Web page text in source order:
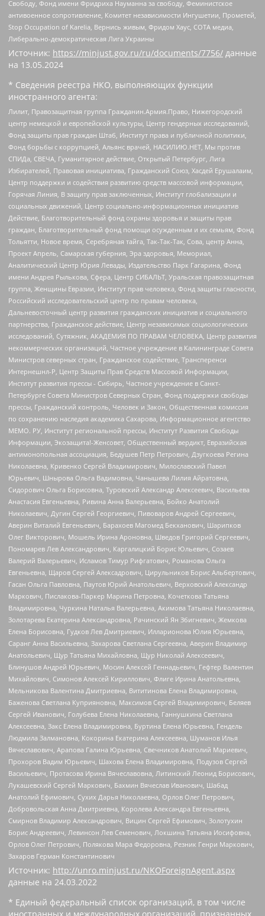
Свободу, Фонд имени Фридриха Науманна за свободу, Феминистское
антивоенное сопротивление, Комитет независимости Ингушетии, Прометей,
Stop Occupation of Karelia, Вернись живым, Фридом Хаус, СОТА медиа,
Либерально-демократическая Лига Украины
Источник: https://minjust.gov.ru/ru/documents/7756/ данные
на 13.05.2024
* Сведения реестра НКО, выполняющих функции
иностранного агента:
Лилит, Правозащитная группа Гражданин.Армия.Право, Нижегородский
центр немецкой и европейской культуры, Центр гендерных исследований,
Фонд защиты прав граждан Штаб, Институт права и публичной политики,
Фонд борьбы с коррупцией, Альянс врачей, НАСИЛИЮ.НЕТ, Мы против
СПИДа, СВЕЧА, Гуманитарное действие, Открытый Петербург, Лига
Избирателей, Правовая инициатива, Гражданский Союз, Хасдей Ерушалаим,
Центр поддержки и содействия развитию средств массовой информации,
Горячая Линия, В защиту прав заключенных, Институт глобализации и
социальных движений, Центр социально-информационных инициатив
Действие, Благотворительный фонд охраны здоровья и защиты прав
граждан, Благотворительный фонд помощи осужденным и их семьям, Фонд
Тольятти, Новое время, Серебряная тайга, Так-Так-Так, Сова, центр Анна,
Проект Апрель, Самарская губерния, Эра здоровья, Мемориал,
Аналитический Центр Юрия Левады, Издательство Парк Гагарина, Фонд
имени Андрея Рылькова, Сфера, Центр СИБАЛЬТ, Уральская правозащитная
группа, Женщины Евразии, Институт прав человека, Фонд защиты гласности,
Российский исследовательский центр по правам человека,
Дальневосточный центр развития гражданских инициатив и социального
партнерства, Гражданское действие, Центр независимых социологических
исследований, Сутяжник, АКАДЕМИЯ ПО ПРАВАМ ЧЕЛОВЕКА, Центр развития
некоммерческих организаций, Частное учреждение в Калининграде Совета
Министров северных стран, Гражданское содействие, Трансперенси
Интернешнл-Р, Центр Защиты Прав Средств Массовой Информации,
Институт развития прессы - Сибирь, Частное учреждение в Санкт-
Петербурге Совета Министров Северных Стран, Фонд поддержки свободы
прессы, Гражданский контроль, Человек и Закон, Общественная комиссия
по сохранению наследия академика Сахарова, Информационное агентство
МЕМО. РУ, Институт региональной прессы, Институт Развития Свободы
Информации, Экозащита!-Женсовет, Общественный вердикт, Евразийская
антимонопольная ассоциация, Бедушев Петр Петрович, Дзугкоева Регина
Николаевна, Кривенко Сергей Владимирович, Милославский Павел
Юрьевич, Шнырова Ольга Вадимовна, Чанышева Лилия Айратовна,
Сидорович Ольга Борисовна, Туровский Александр Алексеевич, Васильева
Анастасия Евгеньевна, Ривина Анна Валерьевна, Бойко Анатолий
Николаевич, Дугин Сергей Георгиевич, Пивоваров Андрей Сергеевич,
Аверин Виталий Евгеньевич, Барахоев Магомед Бекханович, Шарипков
Олег Викторович, Мошель Ирина Ароновна, Шведов Григорий Сергеевич,
Пономарев Лев Александрович, Каргалицкий Борис Юльевич, Созаев
Валерий Валерьевич, Исламов Тимур Рифгатович, Романова Ольга
Евгеньевна, Щаров Сергей Алексадрович, Цирульников Борис Альбертович,
Гасан Ольга Павловна, Паутов Юрий Анатольевич, Верховский Александр
Маркович, Пислакова-Паркер Марина Петровна, Кочеткова Татьяна
Владимировна, Чуркина Наталья Валерьевна, Акимова Татьяна Николаевна,
Золотарева Екатерина Александровна, Рачинский Ян Збигневич, Жемкова
Елена Борисовна, Гудков Лев Дмитриевич, Илларионова Юлия Юрьевна,
Саранг Анна Васильевна, Захарова Светлана Сергеевна, Аверин Владимир
Анатольевич, Щур Татьяна Михайловна, Щур Николай Алексеевич,
Блинушов Андрей Юрьевич, Мосин Алексей Геннадьевич, Гефтер Валентин
Михайлович, Симонов Алексей Кириллович, Флиге Ирина Анатольевна,
Мельникова Валентина Дмитриевна, Вититинова Елена Владимировна,
Баженова Светлана Куприяновна, Максимов Сергей Владимирович, Беляев
Сергей Иванович, Голубева Елена Николаевна, Ганнушкина Светлана
Алексеевна, Закс Елена Владимировна, Буртина Елена Юрьевна, Гендель
Людмила Залмановна, Кокорина Екатерина Алексеевна, Шуманов Илья
Вячеславович, Арапова Галина Юрьевна, Свечников Анатолий Мариевич,
Прохоров Вадим Юрьевич, Шахова Елена Владимировна, Подузов Сергей
Васильевич, Протасова Ирина Вячеславовна, Литинский Леонид Борисович,
Лукашевский Сергей Маркович, Бахмин Вячеслав Иванович, Шабад
Анатолий Ефимович, Сухих Дарья Николаевна, Орлов Олег Петрович,
Добровольская Анна Дмитриевна, Королева Александра Евгеньевна,
Смирнов Владимир Александрович, Вицин Сергей Ефимович, Золотухин
Борис Андреевич, Левинсон Лев Семенович, Локшина Татьяна Иосифовна,
Орлов Олег Петрович, Полякова Мара Федоровна, Резник Генри Маркович,
Захаров Герман Константинович
Источник: http://unro.minjust.ru/NKOForeignAgent.aspx
данные на 24.03.2022
* Единый федеральный список организаций, в том числе